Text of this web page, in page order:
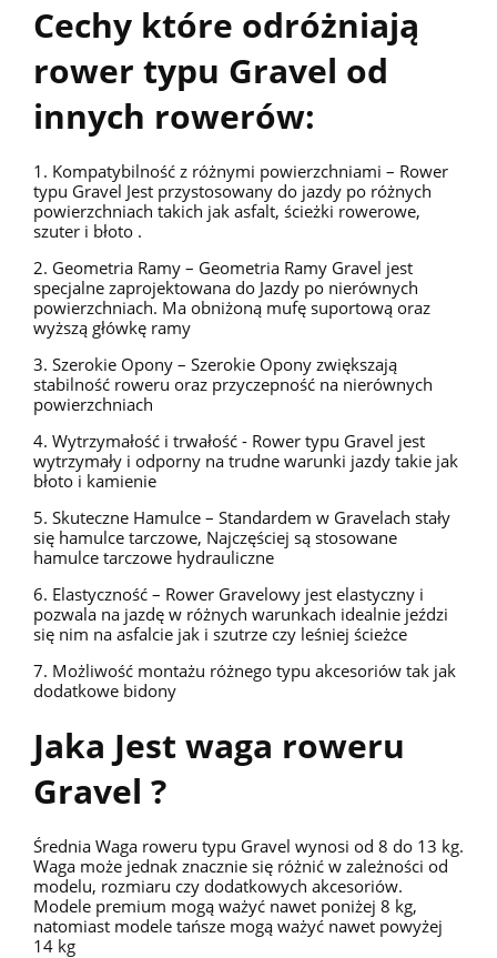
Cechy które odróżniają
rower typu Gravel od
innych rowerów:
1. Kompatybilność z różnymi powierzchniami – Rower
typu Gravel Jest przystosowany do jazdy po różnych
powierzchniach takich jak asfalt, ścieżki rowerowe,
szuter i błoto .
2. Geometria Ramy – Geometria Ramy Gravel jest
specjalne zaprojektowana do Jazdy po nierównych
powierzchniach. Ma obniżoną mufę suportową oraz
wyższą główkę ramy
3. Szerokie Opony – Szerokie Opony zwiększają
stabilność roweru oraz przyczepność na nierównych
powierzchniach
4. Wytrzymałość i trwałość - Rower typu Gravel jest
wytrzymały i odporny na trudne warunki jazdy takie jak
błoto i kamienie
5. Skuteczne Hamulce – Standardem w Gravelach stały
się hamulce tarczowe, Najczęściej są stosowane
hamulce tarczowe hydrauliczne
6. Elastyczność – Rower Gravelowy jest elastyczny i
pozwala na jazdę w różnych warunkach idealnie jeździ
się nim na asfalcie jak i szutrze czy leśniej ścieżce
7. Możliwość montażu różnego typu akcesoriów tak jak
dodatkowe bidony
Jaka Jest waga roweru
Gravel ?
Średnia Waga roweru typu Gravel wynosi od 8 do 13 kg.
Waga może jednak znacznie się różnić w zależności od
modelu, rozmiaru czy dodatkowych akcesoriów.
Modele premium mogą ważyć nawet poniżej 8 kg,
natomiast modele tańsze mogą ważyć nawet powyżej
14 kg